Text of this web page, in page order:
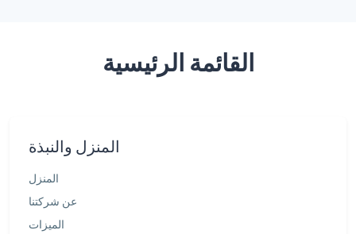
القائمة الرئيسية
المنزل والنبذة
المنزل
عن شركتنا
الميزات